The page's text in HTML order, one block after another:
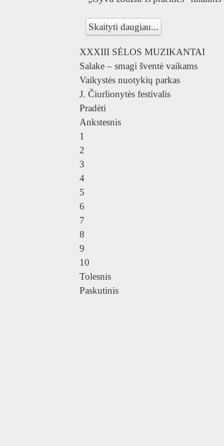
Skaityti daugiau...
XXXIII SĖLOS MUZIKANTAI
Salake – smagi šventė vaikams
Vaikystės nuotykių parkas
J. Čiurlionytės festivalis
Pradėti
Ankstesnis
1
2
3
4
5
6
7
8
9
10
Tolesnis
Paskutinis